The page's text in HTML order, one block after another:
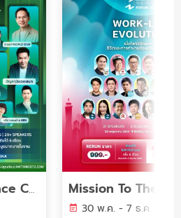
People Performance Conference (PPC2026) - YEAR OF WORK LIFE INTELLIGENCE
30 พ.ค. - 7 ธ.ค. 2569